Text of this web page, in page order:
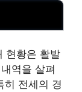
현황은 활발
역을 살펴
히 전세의 경